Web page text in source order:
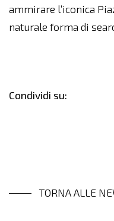
ammirare l’iconica
naturale forma di
Condividi su:
TORNA ALLE